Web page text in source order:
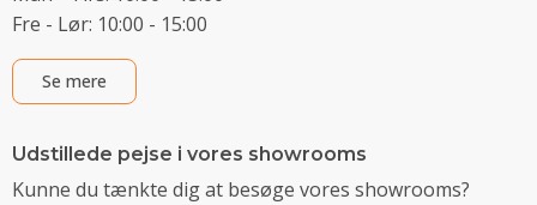
Fre - Lør: 10:00 - 15:00
Se mere
Udstillede pejse i vores showrooms
Kunne du tænkte dig at besøge vores showrooms?